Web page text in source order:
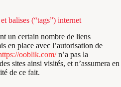
balises (“tags”) internet
un certain nombre de liens
en place avec l’autorisation de
ooblik.com/n’a pas la
sites ainsi visités, et n’assumera en
de ce fait.